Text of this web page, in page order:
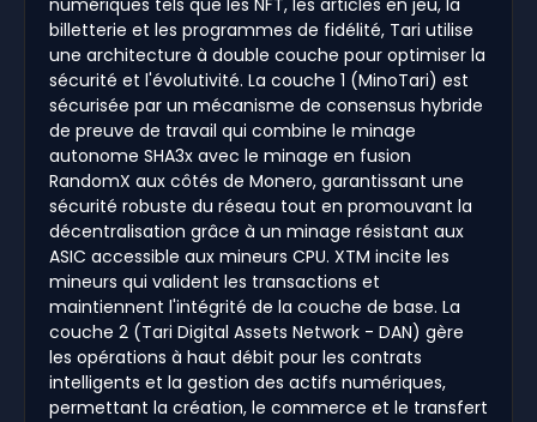
billetterie et les programmes de fidélité, Tari utilise
une architecture à double couche pour optimiser la
sécurité et l'évolutivité. La couche 1 (MinoTari) est
sécurisée par un mécanisme de consensus hybride
de preuve de travail qui combine le minage
autonome SHA3x avec le minage en fusion
RandomX aux côtés de Monero, garantissant une
sécurité robuste du réseau tout en promouvant la
décentralisation grâce à un minage résistant aux
ASIC accessible aux mineurs CPU. XTM incite les
mineurs qui valident les transactions et
maintiennent l'intégrité de la couche de base. La
couche 2 (Tari Digital Assets Network - DAN) gère
les opérations à haut débit pour les contrats
intelligents et la gestion des actifs numériques,
permettant la création, le commerce et le transfert